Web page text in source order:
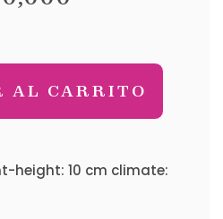
AL CARRITO
height: 10 cm climate: